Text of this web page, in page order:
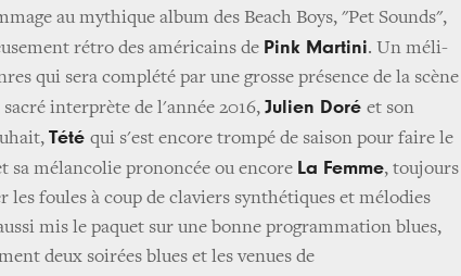
au mythique album des Beach Boys, "Pet Sounds",
rétro des américains de Pink Martini. Un méli-
qui sera complété par une grosse présence de la scène
sacré interprète de l'année 2016, Julien Doré et son
Tété qui s'est encore trompé de saison pour faire le
sa mélancolie prononcée ou encore La Femme, toujours
les foules à coup de claviers synthétiques et mélodies
mis le paquet sur une bonne programmation blues,
deux soirées blues et les venues de